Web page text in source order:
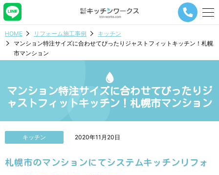
メ
ー
ビ
シ
ョ
ン
タ
HOME リフォーム施工事例
キッチン
マンション特注サイズに合わせてぴったりジャストフィットキッチン！札幌
市マンション
マンション特注サイズに合わせてぴったりジ
ャストフィットキッチン！札幌市マンション
キッチン 2020年11月20日
札幌市のマンションにてシステムキッチンリフォ